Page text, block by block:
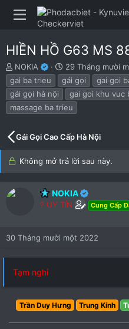
HIỀN HỒ G63 MS
B
ắ
t
đ
ầ
NOKIA
N
g
à
b
đ
u
29 Tháng mười
gai ba trieu
gái gọi gai goi
gái gọi hà nội
gai goi khu vuc
massage ba trieu
Gái Gọi Cao Cấp Hà Nội
Không mở trả lời sau này.
NOKIA
? UY TÍN Cung Cấp
30 Tháng mười một 2022
Tạm nghỉ
Trần Duy Hưng Trung Kính